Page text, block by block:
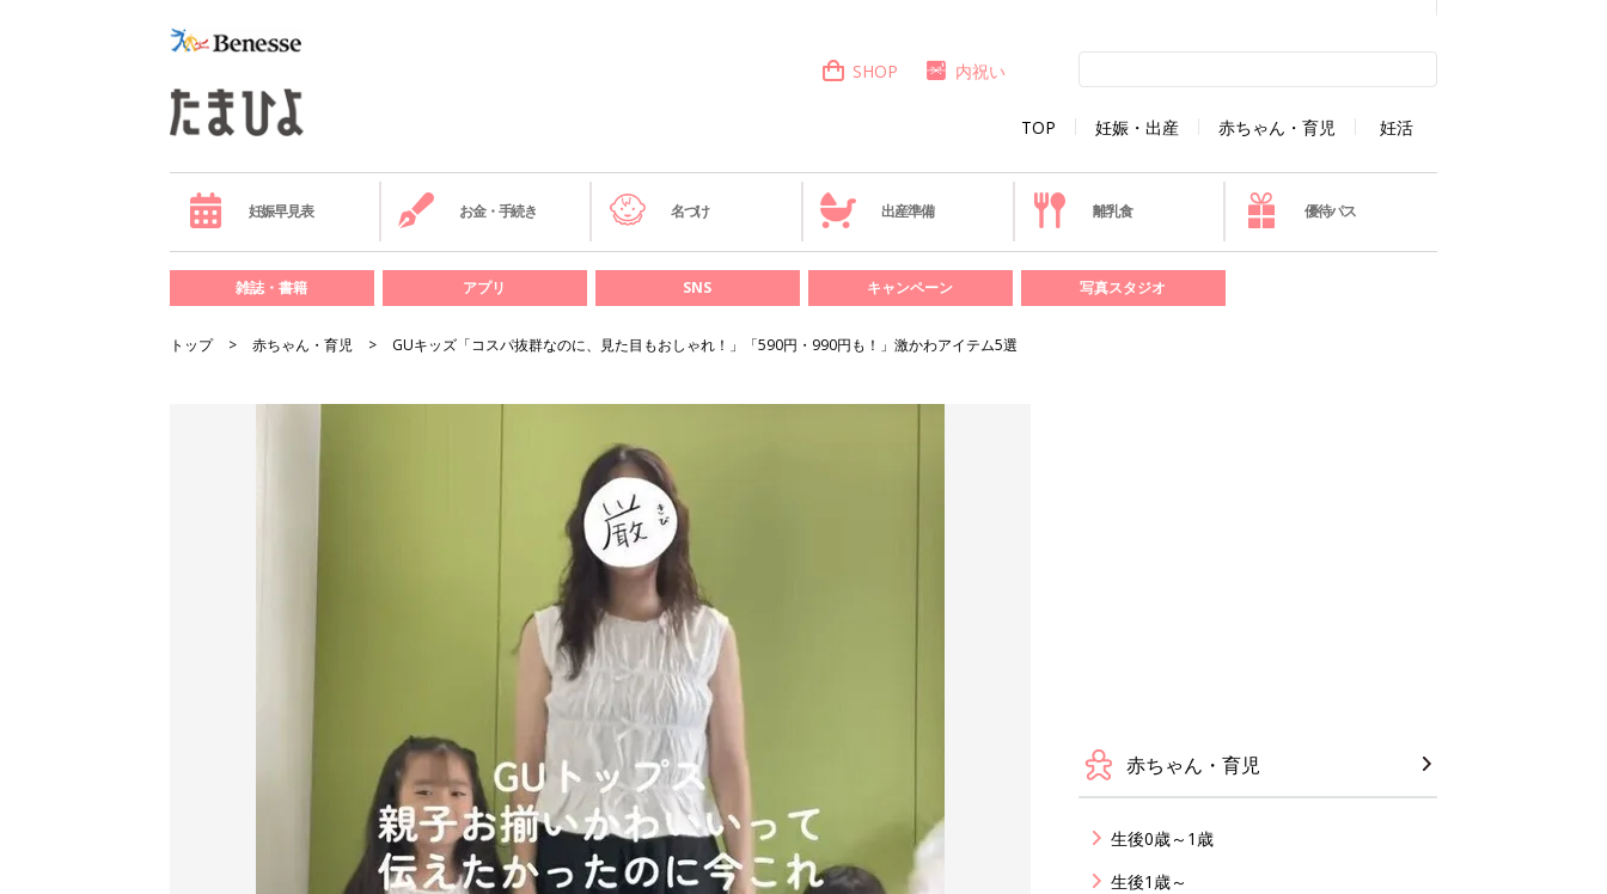
TOP 妊娠・出産 赤ちゃん・育児 妊活
SHOP 内祝い
妊娠早見表 お金・手続き 名づけ 出産準備 離乳食 優待パス
雑誌・書籍 アプリ SNS キャンペーン 写真スタジオ
トップ 赤ちゃん・育児 GUキッズ「コスパ抜群なのに、見た目もおしゃれ！」「590円・990円も！」激かわアイテム5選
赤ちゃん・育児
生後0歳～1歳
生後1歳～